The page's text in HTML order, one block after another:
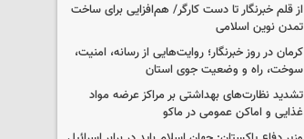
از قلم خبرنگار تا دست کارگر/ هم‌افزایی برای ساخت
تمدن نوین اسلامی
کرمان در روز خبرنگار؛ روایت‌هایی از رسانه، امنیت،
سوخت، راه و وضعیت جوی استان
تشدید نظارت‌های بهداشتی بر مراکز عرضه مواد
غذایی و اماکن عمومی در ماکو